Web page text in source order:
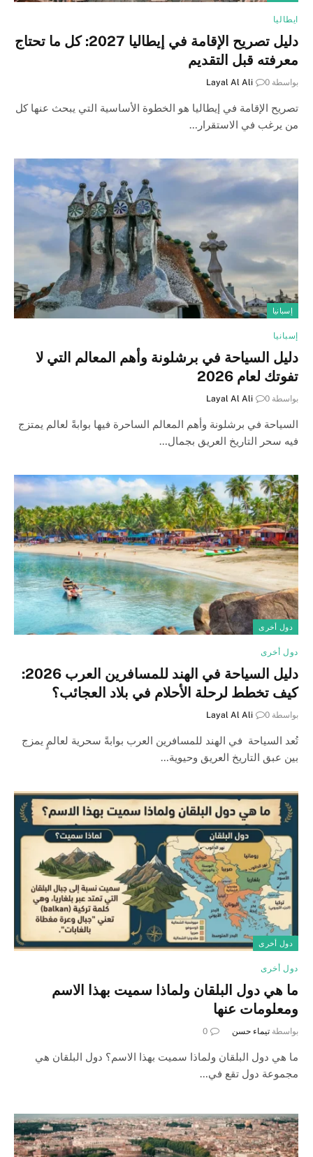
ايطاليا
دليل تصريح الإقامة في إيطاليا 2027: كل ما تحتاج
معرفته قبل التقديم
بواسطة Layal Al Ali 0
تصريح الإقامة في إيطاليا هو الخطوة الأساسية التي يبحث عنها كل
من يرغب في الاستقرار…
إسبانيا
إسبانيا
دليل السياحة في برشلونة وأهم المعالم التي لا
تفوتك لعام 2026
بواسطة Layal Al Ali 0
السياحة في برشلونة وأهم المعالم الساحرة فيها بوابةً لعالم يمتزج
فيه سحر التاريخ العريق بجمال…
دول أخرى
دول أخرى
دليل السياحة في الهند للمسافرين العرب 2026:
كيف تخطط لرحلة الأحلام في بلاد العجائب؟
بواسطة Layal Al Ali 0
تُعد السياحة في الهند للمسافرين العرب بوابةً سحرية لعالمٍ يمزج
بين عبق التاريخ العريق وحيوية…
دول أخرى
دول أخرى
ما هي دول البلقان ولماذا سميت بهذا الاسم
ومعلومات عنها
بواسطة تيماء حسن 0
ما هي دول البلقان ولماذا سميت بهذا الاسم؟ دول البلقان هي
مجموعة دول تقع في…